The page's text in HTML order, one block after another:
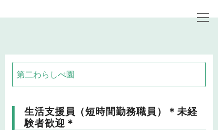
第二わらしべ園
生活支援員（短時間勤務職員）＊未経
験者歓迎＊